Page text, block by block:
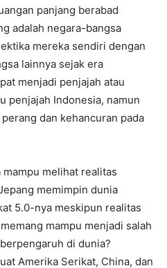
panjang berabad
adalah negara-bangsa
mereka sendiri dengan
lainnya sejak era
menjadi penjajah atau
penjajah Indonesia, namun
dan kehancuran pada
mampu melihat realitas
memimpin dunia
5.0-nya meskipun realitas
mampu menjadi salah
di dunia?
Amerika Serikat, China, dan